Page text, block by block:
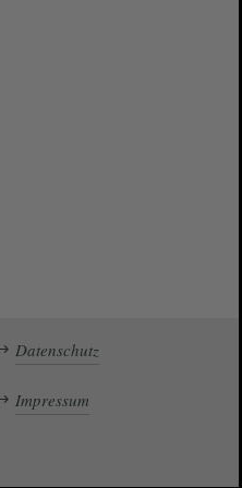
Datenschutz
Impressum